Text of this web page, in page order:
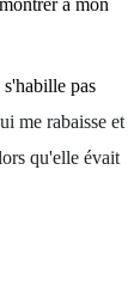
à mon
pas
me rabaisse et
qu'elle évait